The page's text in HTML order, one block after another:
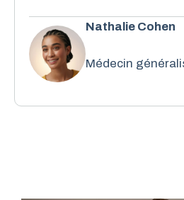
Nathalie Cohen
Médecin